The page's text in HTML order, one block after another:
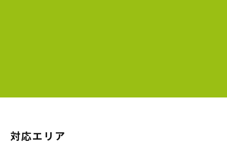
対応エリア